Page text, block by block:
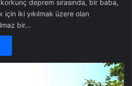
deprem sırasında, bir baba,
için iki yıkılmak üzere olan
bir…